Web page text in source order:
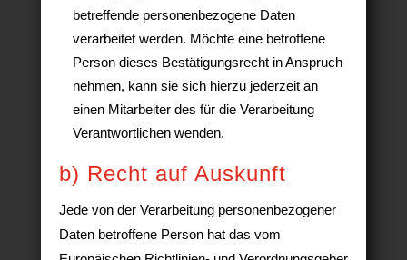
betreffende personenbezogene Daten
verarbeitet werden. Möchte eine betroffene
Person dieses Bestätigungsrecht in Anspruch
nehmen, kann sie sich hierzu jederzeit an
einen Mitarbeiter des für die Verarbeitung
Verantwortlichen wenden.
b) Recht auf Auskunft
Jede von der Verarbeitung personenbezogener
Daten betroffene Person hat das vom